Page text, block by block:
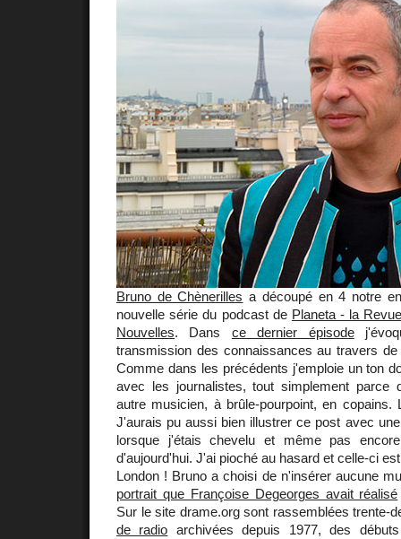
Bruno de Chènerilles a découpé en 4 notre
nouvelle série du podcast de Planeta - la
Nouvelles. Dans ce dernier épisode
transmission des connaissances au travers
Comme dans les précédents j'emploie un ton
avec les journalistes, tout simplement parce
autre musicien, à brûle-pourpoint, en copains.
J'aurais pu aussi bien illustrer ce post avec
lorsque j'étais chevelu et même pas
d'aujourd'hui. J'ai pioché au hasard et celle-ci
London ! Bruno a choisi de n'insérer aucune
portrait que Françoise Degeorges avait réalisé
Sur le site drame.org sont rassemblées trente-
de radio archivées depuis 1977, des